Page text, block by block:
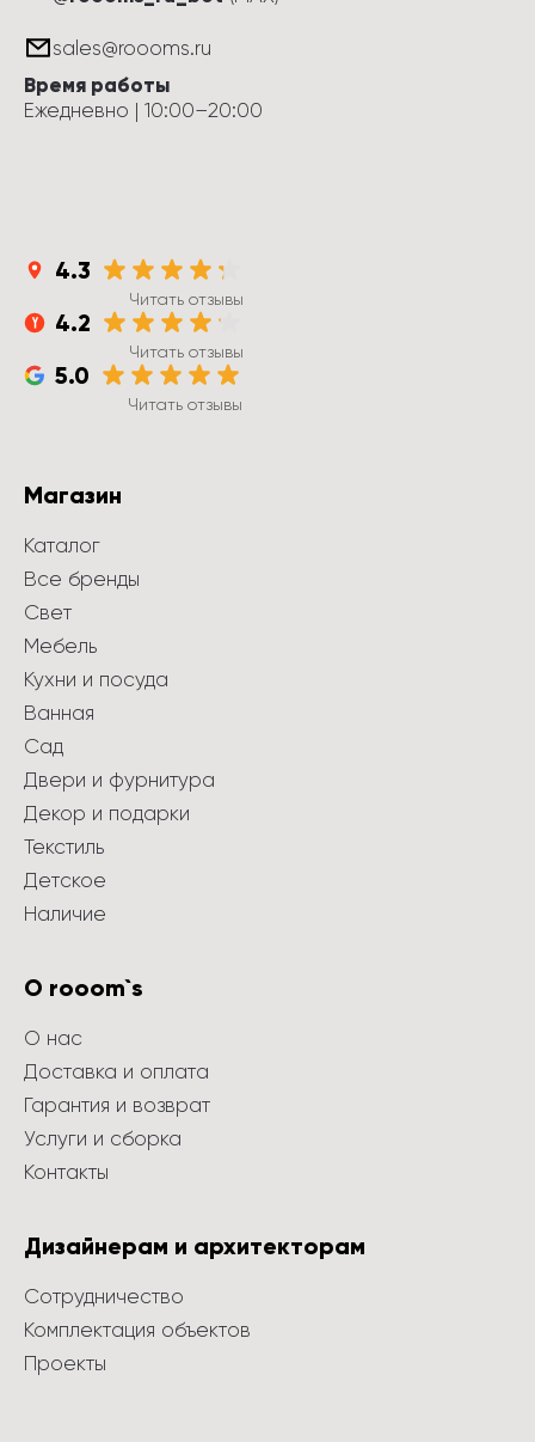
sales@roooms.ru
Время работы
Ежедневно | 10:00–20:00
4.3
Читать отзывы
4.2
Читать отзывы
5.0
Читать отзывы
Магазин
Каталог
Все бренды
Свет
Мебель
Кухни и посуда
Ванная
Сад
Двери и фурнитура
Декор и подарки
Текстиль
Детское
Наличие
О rooom`s
О нас
Доставка и оплата
Гарантия и возврат
Услуги и сборка
Контакты
Дизайнерам и архитекторам
Сотрудничество
Комплектация объектов
Проекты